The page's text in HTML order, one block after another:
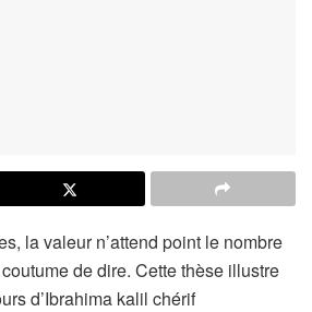
la valeur n’attend point le nombre
de dire. Cette thèse illustre
d’Ibrahima kalil chérif